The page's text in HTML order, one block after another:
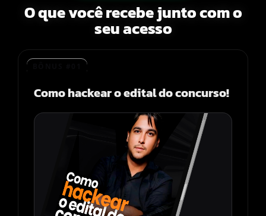
O que você recebe junto com o
seu acesso
Como hackear o edital do concurso!